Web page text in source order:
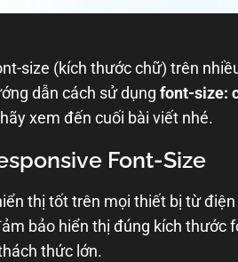
size (kích thước chữ) trên
dẫn cách sử dụng font-size:
xem đến cuối bài viết nhé.
Font-Size
thị tốt trên mọi thiết bị từ
bảo hiển thị đúng kích thước
thức lớn.